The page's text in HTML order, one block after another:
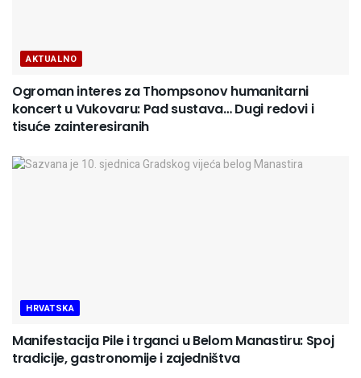
AKTUALNO
Ogroman interes za Thompsonov humanitarni
koncert u Vukovaru: Pad sustava… Dugi redovi i
tisuće zainteresiranih
HRVATSKA
Manifestacija Pile i trganci u Belom Manastiru: Spoj
tradicije, gastronomije i zajedništva